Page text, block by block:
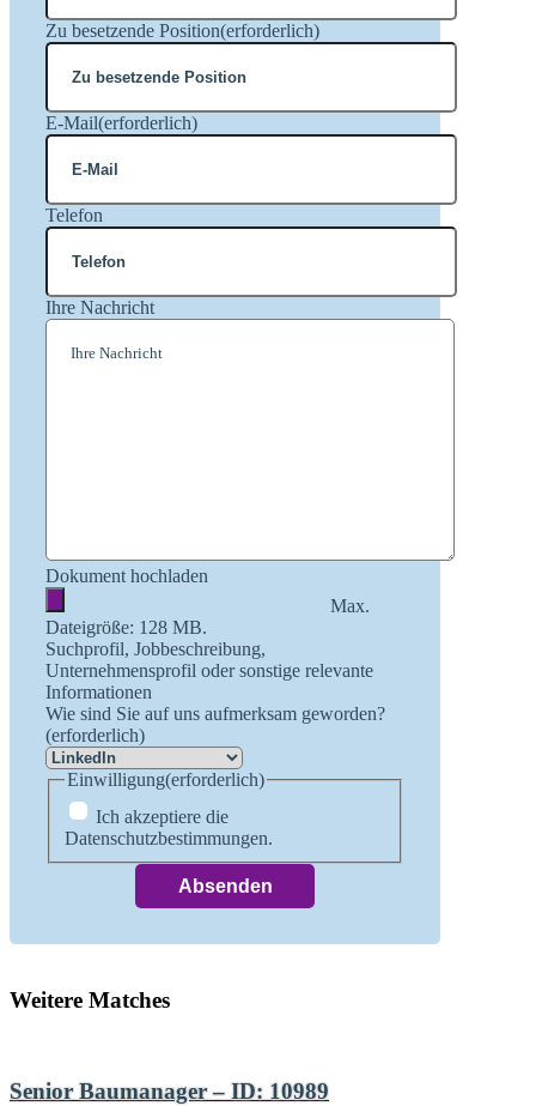
Zu besetzende Position(erforderlich)
E-Mail(erforderlich)
Telefon
Ihre Nachricht
Dokument hochladen
Max.
Dateigröße: 128 MB.
Suchprofil, Jobbeschreibung,
Unternehmensprofil oder sonstige relevante
Informationen
Wie sind Sie auf uns aufmerksam geworden?
(erforderlich)
Einwilligung(erforderlich)
Ich akzeptiere die
Datenschutzbestimmungen.
Weitere Matches
Senior Baumanager – ID: 10989